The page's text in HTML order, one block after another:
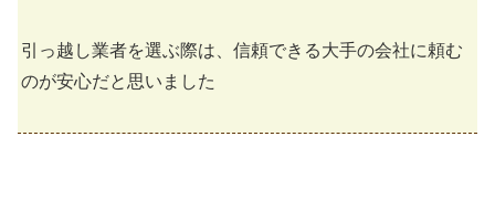
引っ越し業者を選ぶ際は、信頼できる大手の会社に頼む
のが安心だと思いました